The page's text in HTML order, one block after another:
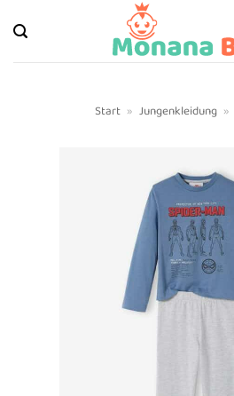
Inhalt
springen
Start » Jungenkleidung »